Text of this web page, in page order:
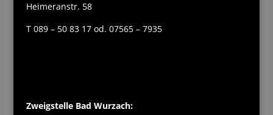
Heimeranstr. 58
T 089 – 50 83 17 od. 07565 – 7935
Zweigstelle Bad Wurzach: